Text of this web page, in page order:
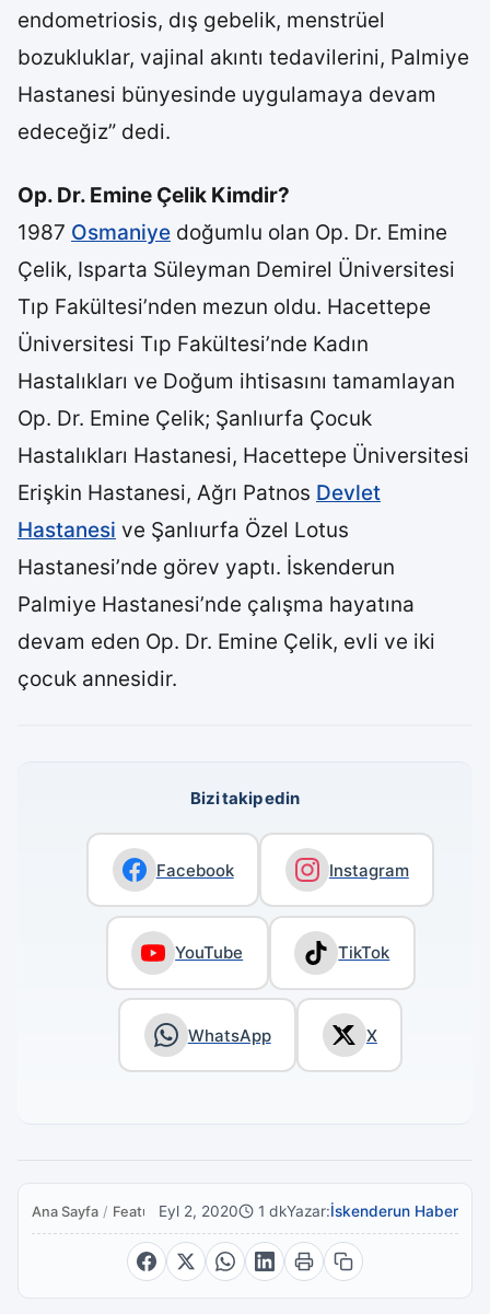
endometriosis, dış gebelik, menstrüel
bozukluklar, vajinal akıntı tedavilerini, Palmiye
Hastanesi bünyesinde uygulamaya devam
edeceğiz” dedi.
Op. Dr. Emine Çelik Kimdir?
1987 Osmaniye doğumlu olan Op. Dr. Emine
Çelik, Isparta Süleyman Demirel Üniversitesi
Tıp Fakültesi’nden mezun oldu. Hacettepe
Üniversitesi Tıp Fakültesi’nde Kadın
Hastalıkları ve Doğum ihtisasını tamamlayan
Op. Dr. Emine Çelik; Şanlıurfa Çocuk
Hastalıkları Hastanesi, Hacettepe Üniversitesi
Erişkin Hastanesi, Ağrı Patnos Devlet
Hastanesi ve Şanlıurfa Özel Lotus
Hastanesi’nde görev yaptı. İskenderun
Palmiye Hastanesi’nde çalışma hayatına
devam eden Op. Dr. Emine Çelik, evli ve iki
çocuk annesidir.
Bizi takip edin
Facebook Instagram
YouTube TikTok
WhatsApp X
Ana Sayfa / FeaturedEyl 2, 2020 1 dkYazar:İskenderun Haber